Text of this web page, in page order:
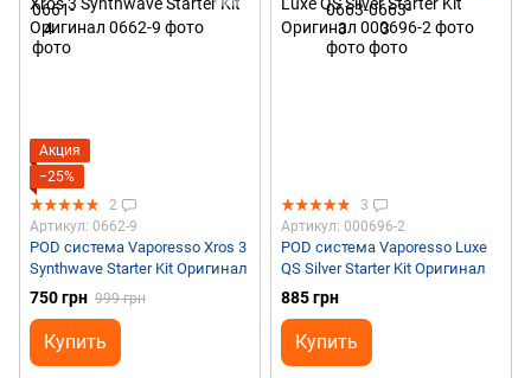
Акция
−25%
2
Артикул: 0662-9
POD система Vaporesso Xros 3
Synthwave Starter Kit Оригинал
750 грн 999 грн
Купить
3
Артикул: 000696-2
POD система Vaporesso Luxe
QS Silver Starter Kit Оригинал
885 грн
Купить